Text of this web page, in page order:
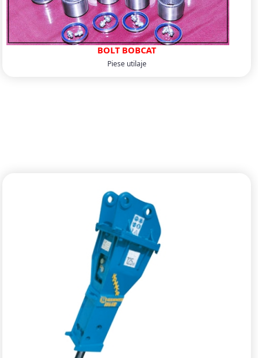
BOLT BOBCAT
Piese utilaje